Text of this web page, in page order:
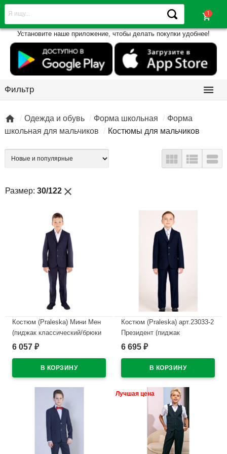
shopping_cart
Установите наше приложение, чтобы делать покупки удобнее!
Фильтр 
 Одежда и обувь Форма школьная
Форма
школьная для мальчиков
Костюмы для мальчиков
  
Размер: 30/122 close
Костюм (Praleska) Мини Мен
(пиджак классический/брюки
зауженные) размерный ряд
6 057 ₽
Костюм (Praleska) арт.23033-2
Президент (пиджак
классический/брюки
28/122-46/182 цвет синий
6 695 ₽
Лучшая цена